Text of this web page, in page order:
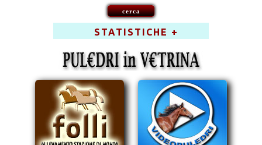
STATISTICHE +